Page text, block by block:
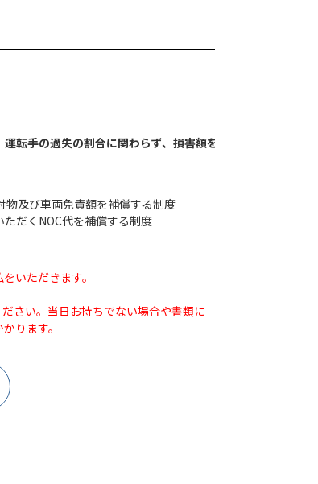
転手の過失の割合に関わらず、損害額を補償いたします
及び車両免責額を補償する制度
だくNOC代を補償する制度
いただきます。
さい。当日お持ちでない場合や書類に
ります。